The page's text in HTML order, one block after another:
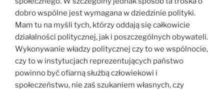
dobro wspólne jest wymagana w dziedzinie polityki.
Mam tu na myśli tych, którzy oddają się całkowicie
działalności politycznej, jak i poszczególnych obywateli.
Wykonywanie władzy politycznej czy to we wspólnocie,
czy to w instytucjach reprezentujących państwo
powinno być ofiarną służbą człowiekowi i
społeczeństwu, nie zaś szukaniem własnych, czy